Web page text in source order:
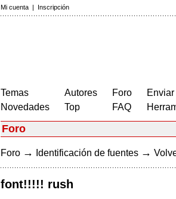
Mi cuenta | Inscripción
Temas
Novedades
Autores
Top
Foro
FAQ
Foro
Foro → Identificación de fuentes →
font!!!!! rush